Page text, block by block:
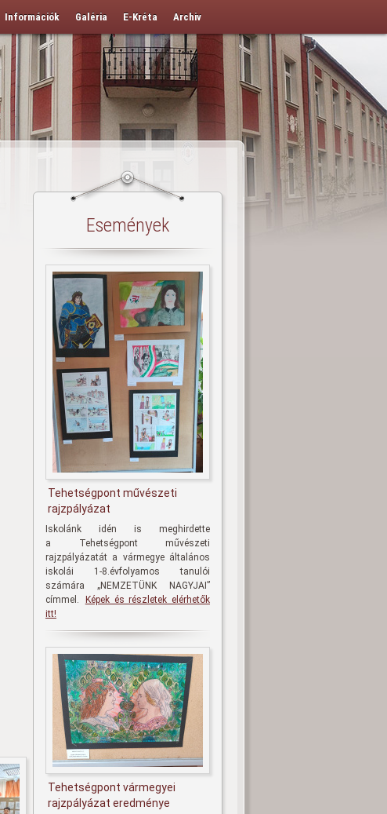
Információk Galéria E-Kréta Archiv
Események
Tehetségpont művészeti
rajzpályázat
Iskolánk idén is meghirdette
a
Tehetségpont művészeti
rajzpályázatát a vármegye általános
iskolái 1-8.évfolyamos tanulói
számára „NEMZETÜNK NAGYJAI ”
címmel.
Képek és részletek elérhetők
itt!
Tehetségpont vármegyei
rajzpályázat eredménye